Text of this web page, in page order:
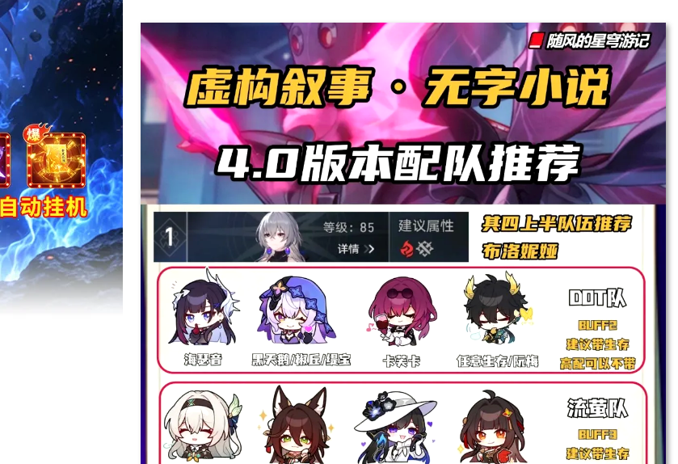
17周年庆典 争霸赛大区火
一看吓一跳：雷死人不偿命